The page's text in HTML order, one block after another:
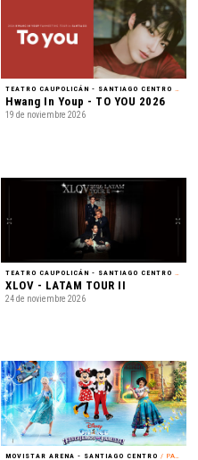
TEATRO CAUPOLICÁN - SANTIAGO CENTRO
Hwang In Youp - TO YOU 2026
19 de noviembre 2026
TEATRO CAUPOLICÁN - SANTIAGO CENTRO
XLOV - LATAM TOUR II
24 de noviembre 2026
MOVISTAR ARENA - SANTIAGO CENTRO / PATINAJE EN HIELO